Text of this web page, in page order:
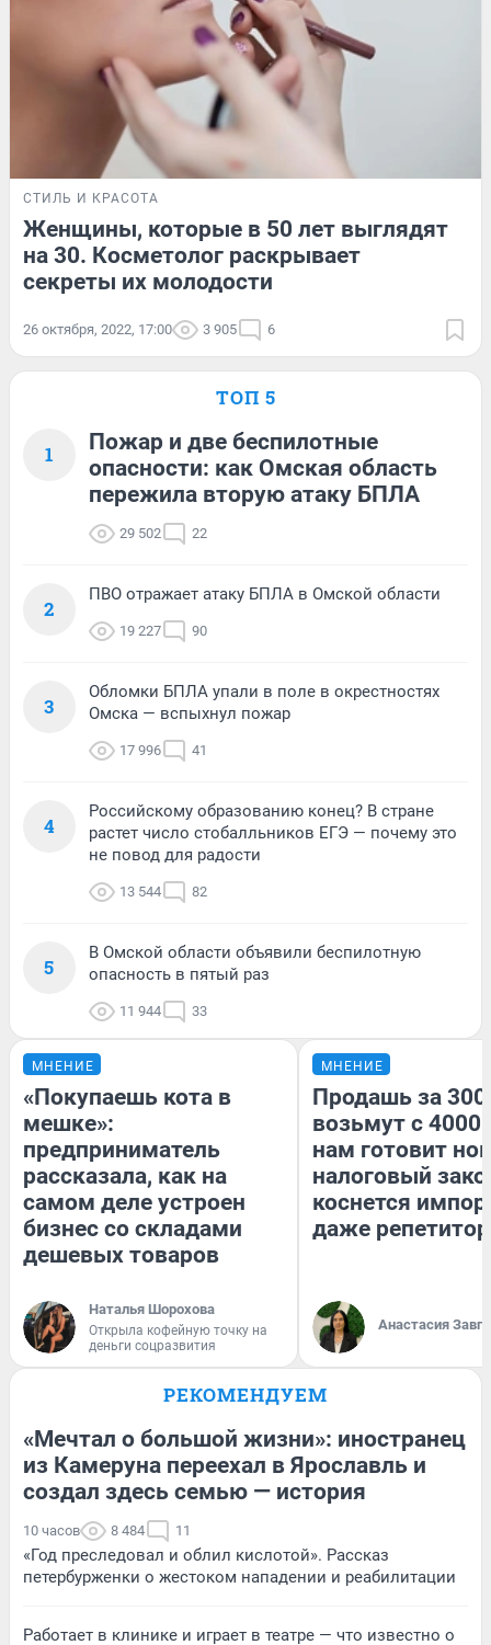
СТИЛЬ И КРАСОТА
Женщины, которые в 50 лет выглядят
на 30. Косметолог раскрывает
секреты их молодости
26 октября, 2022, 17:00 3 905 6
ТОП 5
1
Пожар и две беспилотные
опасности: как Омская область
пережила вторую атаку БПЛА
29 502 22
2
ПВО отражает атаку БПЛА в Омской области
19 227 90
3
Обломки БПЛА упали в поле в окрестностях
Омска — вспыхнул пожар
17 996 41
4
Российскому образованию конец? В стране
растет число стобалльников ЕГЭ — почему это
не повод для радости
13 544 82
5
В Омской области объявили беспилотную
опасность в пятый раз
11 944 33
МНЕНИЕ
«Покупаешь кота в
мешке»:
предприниматель
рассказала, как на
самом деле устроен
бизнес со складами
дешевых товаров
Наталья Шорохова
Открыла кофейную точку на
деньги соцразвития
МНЕНИЕ
Продашь за
возьмут с
нам готовит
налоговый
коснется
даже
Анастасия
РЕКОМЕНДУЕМ
«Мечтал о большой жизни»: иностранец
из Камеруна переехал в Ярославль и
создал здесь семью — история
10 часов 8 484 11
«Год преследовал и облил кислотой». Рассказ
петербурженки о жестоком нападении и реабилитации
Работает в клинике и играет в театре — что известно о